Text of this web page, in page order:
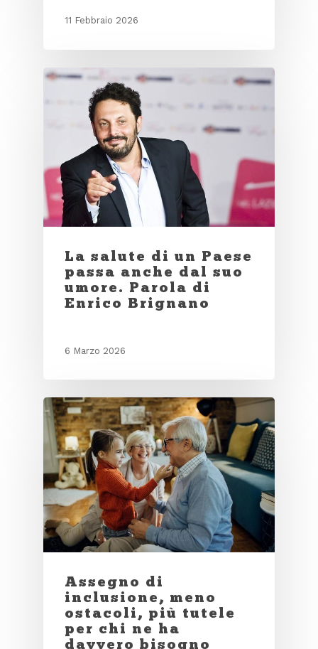
11 Febbraio 2026
La salute di un Paese
passa anche dal suo
umore. Parola di
Enrico Brignano
6 Marzo 2026
Assegno di
inclusione, meno
ostacoli, più tutele
per chi ne ha
davvero bisogno